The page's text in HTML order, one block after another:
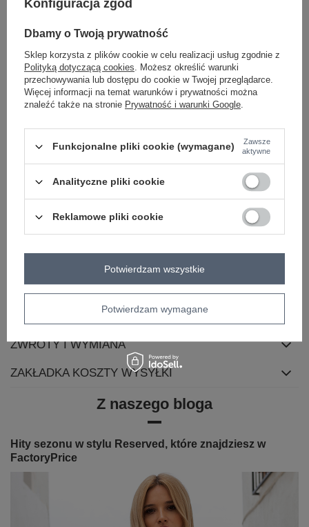
sposób prania : pranie w pralce w 30°C
Kod produktu
D12022AC02645F
Marka
SUBLEVEL
styl
casual
okazja
codzienne
materiał
bawełna
krótki rękaw
100% bawełna
sposób prania pranie w pralce w 30°C
OPIS PRODUKTU
ZWROTY I WYMIANA
ZAKŁADKA KOSZTY WYSYŁKI
Z naszego bloga
Hity sezonu w stylu Reserved, które znajdziesz w
FactoryPrice
Konfiguracja zgód
Dbamy o Twoją prywatność
Sklep korzysta z plików cookie w celu realizacji usług zgodnie z
Polityką dotyczącą cookies. Możesz określić warunki
przechowywania lub dostępu do cookie w Twojej przeglądarce.
Więcej informacji na temat warunków i prywatności można
znaleźć także na stronie Prywatność i warunki Google.
Funkcjonalne pliki cookie (wymagane)
Zawsze
aktywne
Analityczne pliki cookie
Reklamowe pliki cookie
Potwierdzam wymagane
Potwierdzam wszystkie